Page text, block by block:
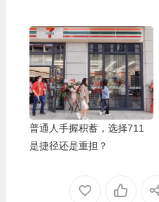
普通人手握积蓄，选择711
是捷径还是重担？